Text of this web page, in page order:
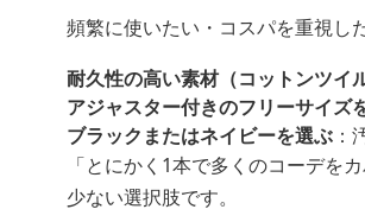
頻繁に使いたい・コスパを重視し
耐久性の高い素材（コットンツイ
アジャスター付きのフリーサイズ
ブラックまたはネイビーを選ぶ ：
「とにかく1本で多くのコーデを
少ない選択肢です。